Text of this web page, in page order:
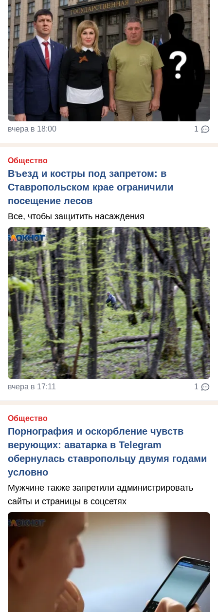
вчера в 18:00 1
Общество
Въезд и костры под запретом: в
Ставропольском крае ограничили
посещение лесов
Все, чтобы защитить насаждения
вчера в 17:11 1
Общество
Порнография и оскорбление чувств
верующих: аватарка в Telegram
обернулась ставропольцу двумя годами
условно
Мужчине также запретили администрировать
сайты и страницы в соцсетях